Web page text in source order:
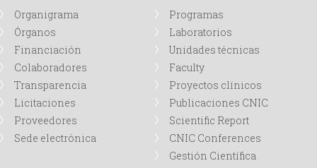
o
d
e
b
Organigrama
Órganos
Financiación
Colaboradores
Transparencia
Licitaciones
Proveedores
Sede electrónica
Programas
Laboratorios
Unidades técnicas
Faculty
Proyectos clínicos
Publicaciones CNIC
Scientific Report
CNIC Conferences
Gestión Científica